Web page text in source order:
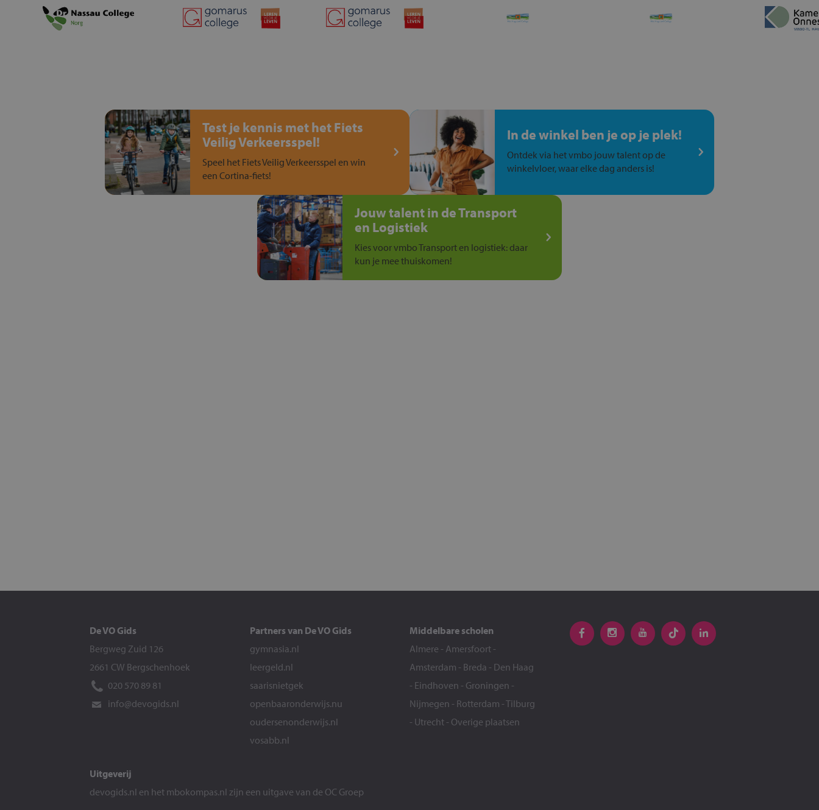
Test je kennis met het Fiets
Veilig Verkeersspel!
Speel het Fiets Veilig Verkeersspel en win
een Cortina-fiets!
In de winkel ben je op je plek!
Ontdek via het vmbo jouw talent op de
winkelvloer, waar elke dag anders is!
Jouw talent in de Transport
en Logistiek
Kies voor vmbo Transport en logistiek: daar
kun je mee thuiskomen!
De VO Gids
Bergweg Zuid 126
2661 CW Bergschenhoek
020 570 89 81
info@devogids.nl
Partners van De VO Gids
gymnasia.nl
leergeld.nl
saarisnietgek
openbaaronderwijs.nu
oudersenonderwijs.nl
vosabb.nl
Middelbare scholen
Almere - Amersfoort -
Amsterdam - Breda - Den Haag
- Eindhoven - Groningen -
Nijmegen - Rotterdam -Tilburg
- Utrecht - Overige plaatsen
Uitgeverij
devogids.nl en het mbokompas.nl zijn een uitgave van de OC Groep